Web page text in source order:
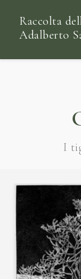
Raccolta
Adalberto
I